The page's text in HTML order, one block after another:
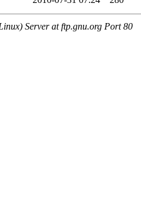
Server at ftp.gnu.org Port 80